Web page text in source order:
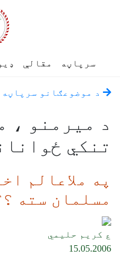
سرپاڼه مقالې
د موضوعګانو سرپاڼه
د میرمنو ،
تنکي
په ملاعالم
مسلمان سته
ع کريم حليمي
15.05.2006